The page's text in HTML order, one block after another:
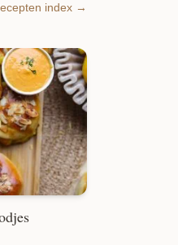
index →